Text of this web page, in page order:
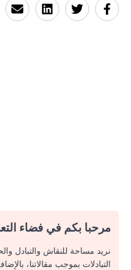
مرحبا بكم في فضاء
نريد مساحة للنقاش والتبادل
التبادلات بموجب مقالاتنا،